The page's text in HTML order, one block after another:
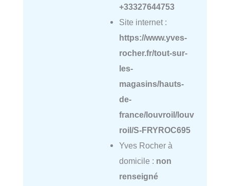
+33327644753
Site internet :
https://www.yves-
rocher.fr/tout-sur-
les-
magasins/hauts-
de-
france/louvroil/louv
roil/S-FRYROC695
Yves Rocher à
domicile : non
renseigné